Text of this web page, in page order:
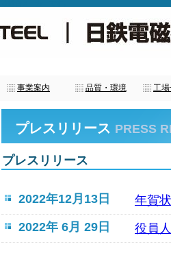
事業案内 品質・環境 工
プレスリリース PRESS
プレスリリース
2022年12月13日
年賀
2022年 6月 29日
役員